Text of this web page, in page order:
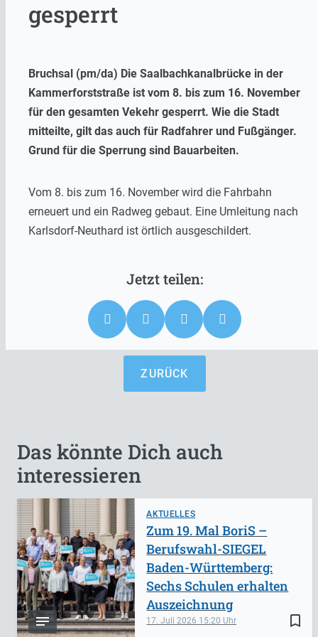
gesperrt
Bruchsal (pm/da) Die Saalbachkanalbrücke in der
Kammerforststraße ist vom 8. bis zum 16. November
für den gesamten Vekehr gesperrt. Wie die Stadt
mitteilte, gilt das auch für Radfahrer und Fußgänger.
Grund für die Sperrung sind Bauarbeiten.
Vom 8. bis zum 16. November wird die Fahrbahn
erneuert und ein Radweg gebaut. Eine Umleitung nach
Karlsdorf-Neuthard ist örtlich ausgeschildert.
ZURÜCK
Das könnte Dich auch
interessieren
AKTUELLES
bookmark_border
17. Juli 2026 15:20
Zum 19. Mal BoriS –
Berufswahl-SIEGEL
Baden-Württemberg:
Sechs Schulen erhalten
Auszeichnung